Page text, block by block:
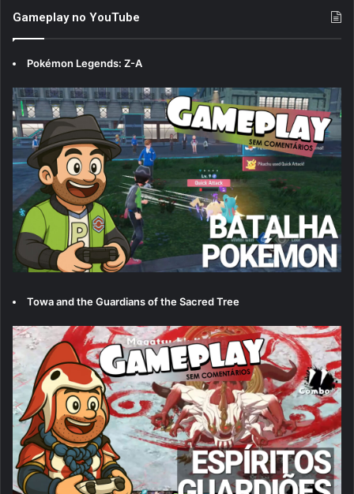
Gameplay no YouTube
Pokémon Legends: Z-A
Towa and the Guardians of the Sacred Tree